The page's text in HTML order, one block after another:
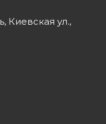
Киевская ул.,